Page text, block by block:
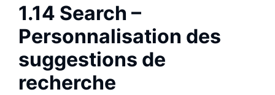
1.14 Search –
Personnalisation des
suggestions de
recherche